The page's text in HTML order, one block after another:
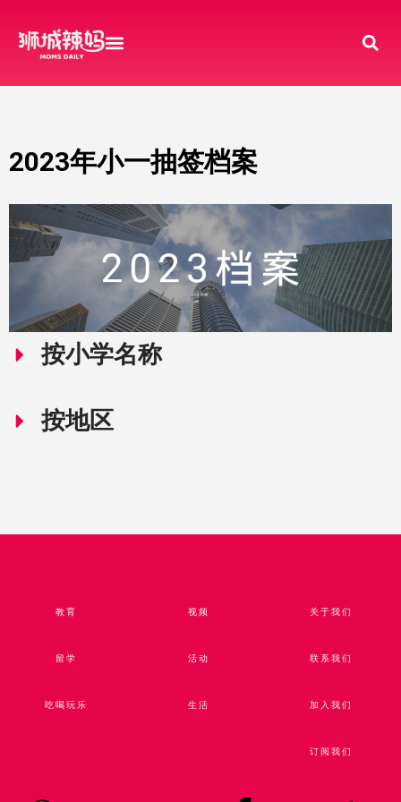
2023年小一抽签档案
按小学名称
按地区
教育
留学
吃喝玩乐
视频​
活动
生活
关于我们
联系我们
加入我们
订阅我们